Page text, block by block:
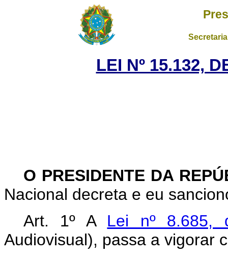
LEI Nº 15.132,
O PRESIDENTE DA
Nacional decreta e eu
Art. 1º A Lei nº 8.685,
Audiovisual), passa a vigorar